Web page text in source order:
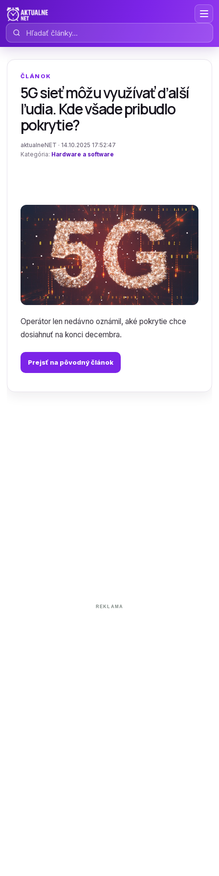
Hľadať články
ČLÁNOK
5G sieť môžu využívať ďalší
ľudia. Kde všade pribudlo
pokrytie?
aktualneNET · 14.10.2025 17:52:47
Kategória: Hardware a software
Operátor len nedávno oznámil, aké pokrytie chce
dosiahnuť na konci decembra.
Prejsť na pôvodný článok
REKLAMA